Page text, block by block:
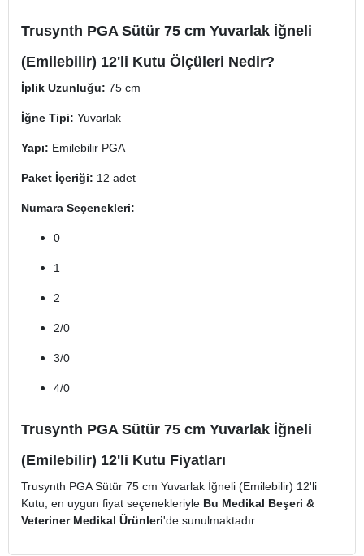
Trusynth PGA Sütür 75 cm Yuvarlak İğneli
(Emilebilir) 12'li Kutu Ölçüleri Nedir?
İplik Uzunluğu: 75 cm
İğne Tipi: Yuvarlak
Yapı: Emilebilir PGA
Paket İçeriği: 12 adet
Numara Seçenekleri:
0
1
2
2/0
3/0
4/0
Trusynth PGA Sütür 75 cm Yuvarlak İğneli
(Emilebilir) 12'li Kutu Fiyatları
Trusynth PGA Sütür 75 cm Yuvarlak İğneli (Emilebilir) 12'li
Kutu, en uygun fiyat seçenekleriyle Bu Medikal Beşeri &
Veteriner Medikal Ürünleri'de sunulmaktadır.